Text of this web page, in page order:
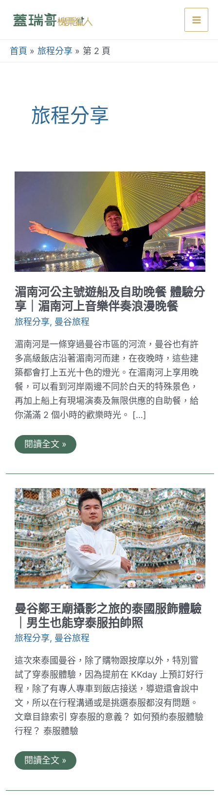
首頁 旅程分享 第 2 頁
旅程分享
湄南河公主號遊船及自助晚餐 體驗分
享｜湄南河上音樂伴奏浪漫晚餐
旅程分享, 曼谷旅程
湄南河是一條穿過曼谷市區的河流，曼谷也有許
多高級飯店沿著湄南河而建，在夜晚時，這些建
築都會打上五光十色的燈光。在湄南河上享用晚
餐，可以看到河岸兩邊不同於白天的特殊景色，
再加上船上有現場演奏及無限供應的自助餐，給
你滿滿 2 個小時的歡樂時光。 […]
湄
南
號
遊
船
及
自
助
晚
餐
體
驗
分
享
湄
南
河
上
音
樂
伴
奏
浪
漫
晚
閱讀全文 »
曼谷鄭王廟攝影之旅的泰國服飾體驗
｜男生也能穿泰服拍帥照
旅程分享, 曼谷旅程
這次來泰國曼谷，除了購物跟按摩以外，特別嘗
試了穿泰服體驗，因為提前在 KKday 上預訂好行
程，除了有專人專車到飯店接送，導遊還會說中
文，所以在行程溝通或是挑選泰服都沒有問題。
文章目錄索引 穿泰服的意義？ 如何預約泰服體驗
行程？ 泰服體驗
曼
谷
閱讀全文 »